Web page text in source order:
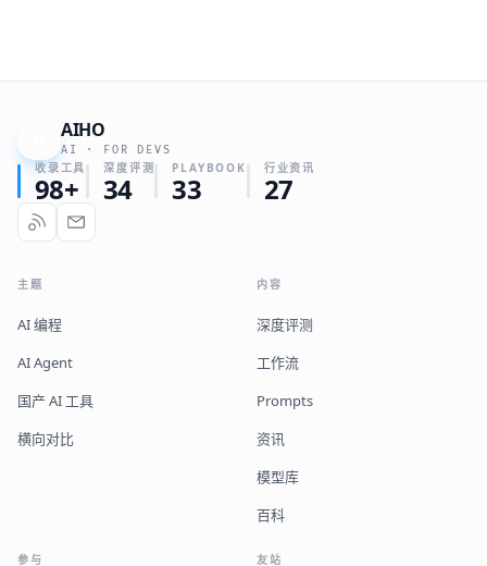
AIHO
AI · FOR DEVS
收录工具
98+
深度评测
34
PLAYBOOK
33
行业资讯
27
主题
AI 编程
AI Agent
国产 AI 工具
横向对比
内容
深度评测
工作流
Prompts
资讯
模型库
百科
参与 友站